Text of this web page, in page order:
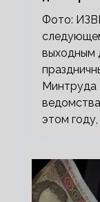
Фото:
выходным
Минтруда
этом